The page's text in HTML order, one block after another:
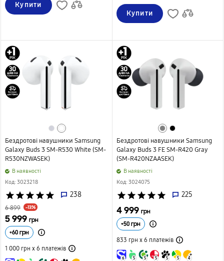
Купити
Купити
Бездротові навушники Samsung
Galaxy Buds 3 SM-R530 White (SM-
R530NZWASEK)
B наявності
Код: 3023218
star star star star star 238
6 899 -13%
5 999 грн
+60 грн
1 000 грн х 6 платежів
Бездротові навушники Samsung
Galaxy Buds 3 FE SM-R420 Gray
(SM-R420NZAASEK)
B наявності
Код: 3024075
star star star star star 225
4 999 грн
+50грн
833 грн х 6 платежів
6 5 5 5 5 5 4